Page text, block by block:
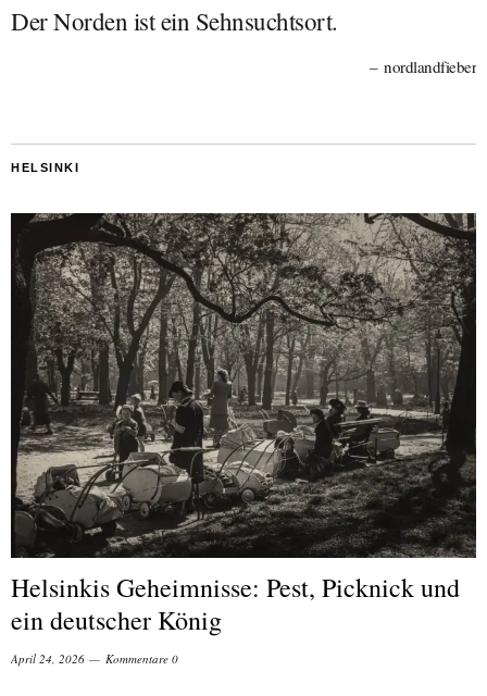
Der Norden ist ein Sehnsuchtsort.
nordlandfieber
HELSINKI
Helsinkis Geheimnisse: Pest, Picknick und
ein deutscher König
April 24, 2026 Kommentare 0